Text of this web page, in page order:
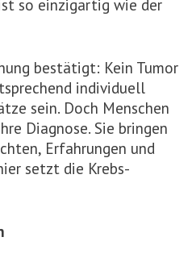
so einzigartig wie der
bestätigt: Kein Tumor
individuell
sein. Doch Menschen
Diagnose. Sie bringen
Erfahrungen und
setzt die Krebs-